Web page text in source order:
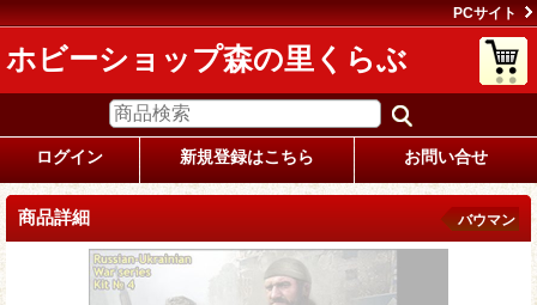
PCサイト
ホビーショップ森の里くらぶ
ログイン 新規登録はこちら お問い合せ
商品詳細 バウマン